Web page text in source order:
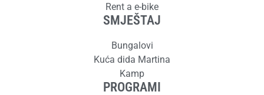
Rent a e-bike
SMJEŠTAJ
Bungalovi
Kuća dida Martina
Kamp
PROGRAMI